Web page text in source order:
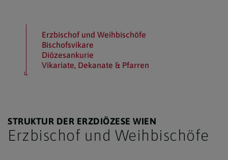
Erzbischof und Weihbischöfe
Bischofsvikare
Diözesankurie
Vikariate, Dekanate & Pfarren
STRUKTUR DER ERZDIÖZESE WIEN
Erzbischof und Weihbischöfe